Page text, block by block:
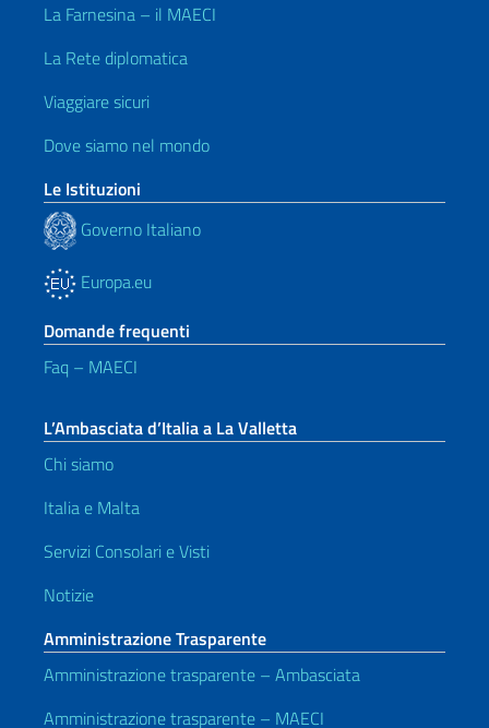
La Farnesina – il MAECI
La Rete diplomatica
Viaggiare sicuri
Dove siamo nel mondo
Le Istituzioni
Governo Italiano
Europa.eu
Domande frequenti
Faq – MAECI
L’Ambasciata d’Italia a La Valletta
Chi siamo
Italia e Malta
Servizi Consolari e Visti
Notizie
Amministrazione Trasparente
Amministrazione trasparente – Ambasciata
Amministrazione trasparente – MAECI